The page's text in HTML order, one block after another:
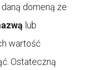
domeną ze
lub
wartość
Ostateczną